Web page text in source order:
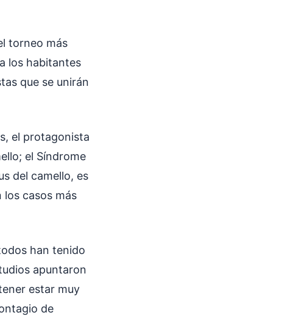
torneo más
los habitantes
que se unirán
el protagonista
el Síndrome
del camello, es
casos más
han tenido
apuntaron
estar muy
de